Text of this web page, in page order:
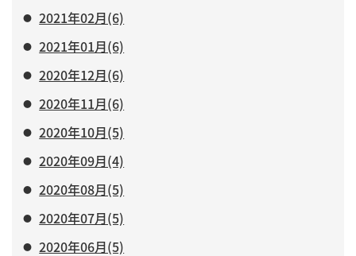
2021年02月(6)
2021年01月(6)
2020年12月(6)
2020年11月(6)
2020年10月(5)
2020年09月(4)
2020年08月(5)
2020年07月(5)
2020年06月(5)